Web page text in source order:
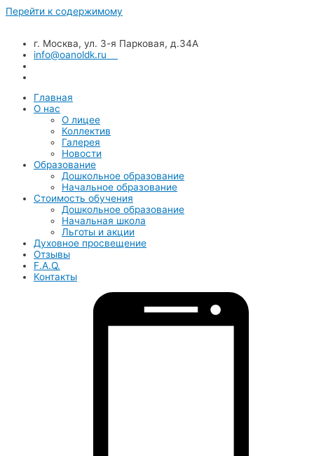
Перейти к содержимому
г. Москва, ул. 3-я Парковая, д.34А
info@oanoldk.ru
Главная
О нас
О лицее
Коллектив
Галерея
Новости
Образование
Дошкольное образование
Начальное образование
Стоимость обучения
Дошкольное образование
Начальная школа
Льготы и акции
Духовное просвещение
Отзывы
F.A.Q.
Контакты